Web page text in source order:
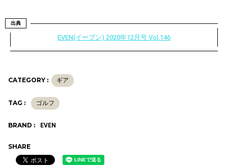
出典
EVEN(イーブン) 2020年12月号 Vol.146
CATEGORY : ギア
TAG : ゴルフ
BRAND : EVEN
SHARE